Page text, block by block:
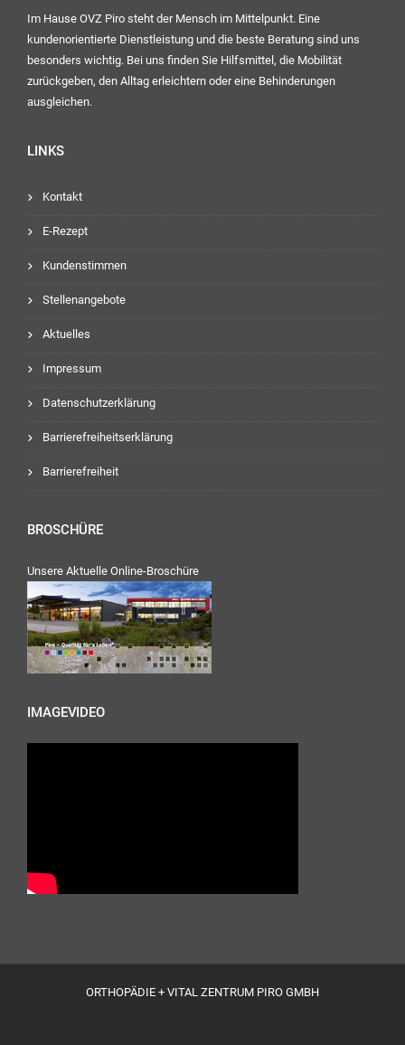
Im Hause OVZ Piro steht der Mensch im Mittelpunkt. Eine
kundenorientierte Dienstleistung und die beste Beratung sind uns
besonders wichtig. Bei uns finden Sie Hilfsmittel, die Mobilität
zurückgeben, den Alltag erleichtern oder eine Behinderungen
ausgleichen.
LINKS
Kontakt
E-Rezept
Kundenstimmen
Stellenangebote
Aktuelles
Impressum
Datenschutzerklärung
Barrierefreiheitserklärung
Barrierefreiheit
BROSCHÜRE
Unsere Aktuelle Online-Broschüre
IMAGEVIDEO
ORTHOPÄDIE + VITAL ZENTRUM PIRO GMBH